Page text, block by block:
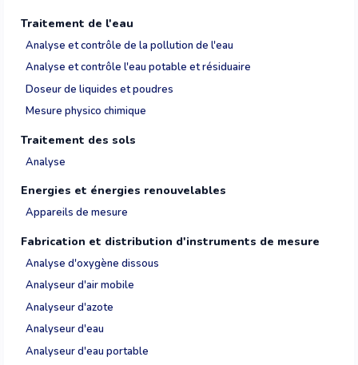
Traitement de l'eau
Analyse et contrôle de la pollution de l'eau
Analyse et contrôle l'eau potable et résiduaire
Doseur de liquides et poudres
Mesure physico chimique
Traitement des sols
Analyse
Energies et énergies renouvelables
Appareils de mesure
Fabrication et distribution d'instruments de mesure
Analyse d'oxygène dissous
Analyseur d'air mobile
Analyseur d'azote
Analyseur d'eau
Analyseur d'eau portable